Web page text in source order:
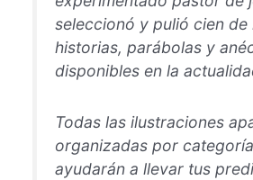
seleccionó y pulió cien de
historias, parábolas y
disponibles en la
Todas las ilustraciones
organizadas por
ayudarán a llevar tus